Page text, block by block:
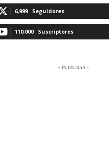
6,999 Seguidores
110,000 Suscriptores
- Publicidad -